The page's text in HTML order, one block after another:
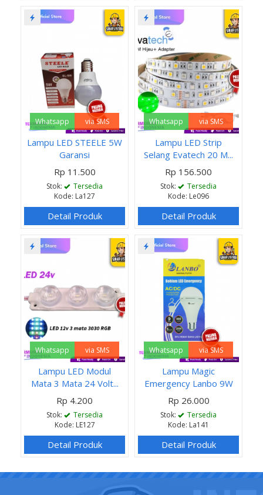
Whatsapp via SMS
Lampu LED STEELE 5W
Garansi
Rp 11.500
Stok:
Tersedia
Kode: La127
Detail Produk
Whatsapp via SMS
Lampu LED Strip
Selang Evatech 20 M...
Rp 156.500
Stok:
Tersedia
Kode: Le096
Detail Produk
Whatsapp via SMS
Lampu LED Modul
Mata 3 Mata 24 Volt...
Rp 4.200
Stok:
Tersedia
Kode: LE127
Detail Produk
Whatsapp via SMS
Lampu Magic
Emergency Lanbo 9W
Rp 26.000
Stok:
Tersedia
Kode: La141
Detail Produk